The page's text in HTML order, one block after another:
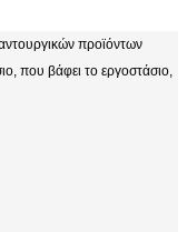
προϊόντων
που βάφει το εργοστάσιο,